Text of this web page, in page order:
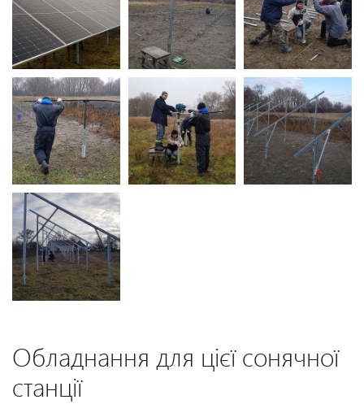
Обладнання для цієї сонячної
станції